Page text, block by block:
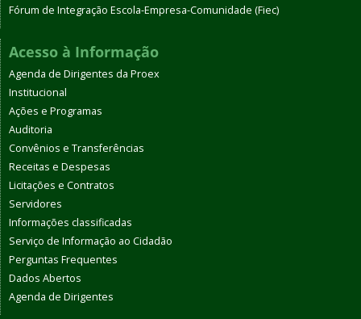
Fórum de Integração Escola-Empresa-Comunidade (Fiec)
Acesso à Informação
Agenda de Dirigentes da Proex
Institucional
Ações e Programas
Auditoria
Convênios e Transferências
Receitas e Despesas
Licitações e Contratos
Servidores
Informações classificadas
Serviço de Informação ao Cidadão
Perguntas Frequentes
Dados Abertos
Agenda de Dirigentes